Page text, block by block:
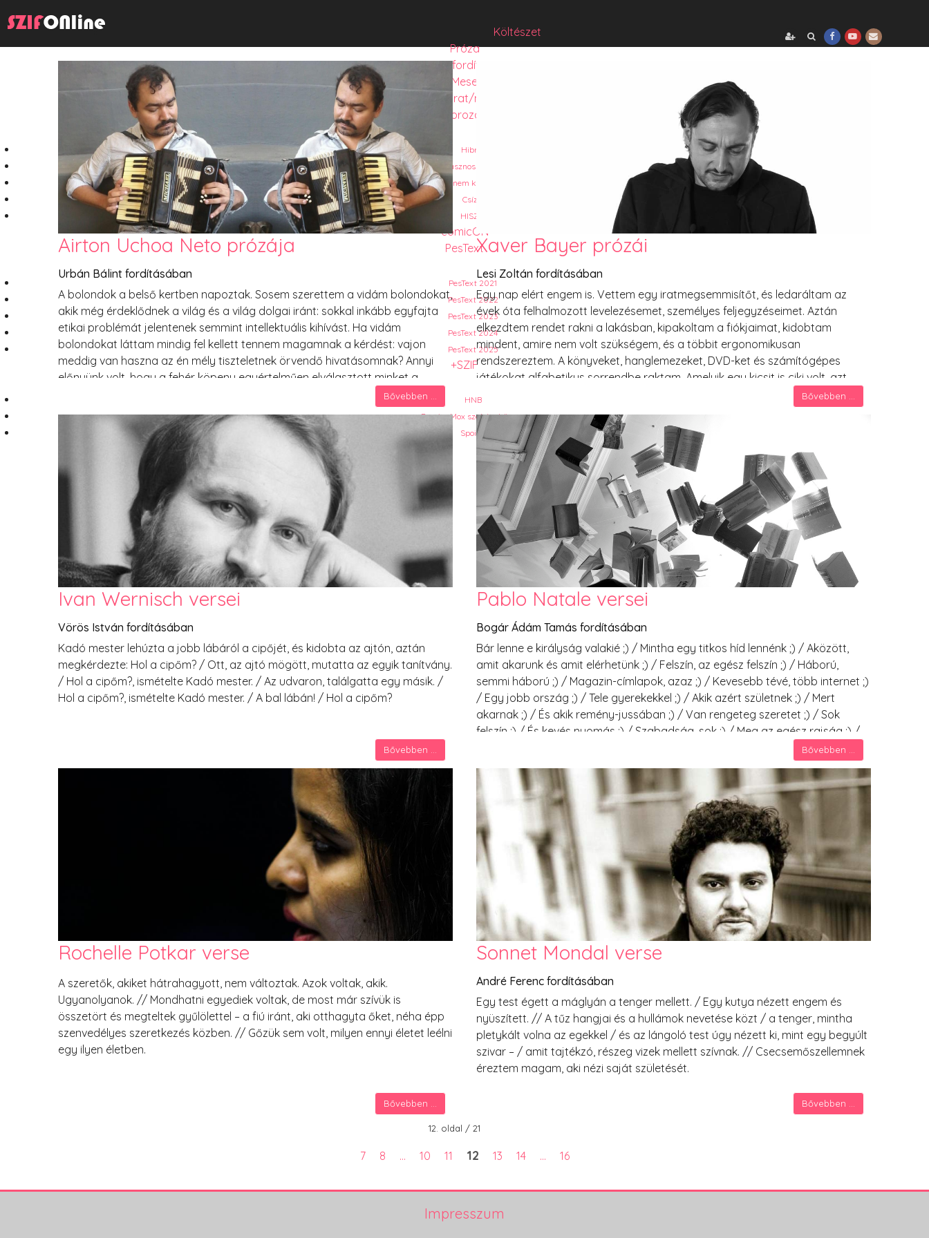
Költészet
Próza
Műfordítás
Mese
Folyó/irat/mentés
Sorozat
Hibrid
Hasznos szöveg
Józsefet nem kérdezte senki
Csízió
HISZTI
comicON
PesText
PesText 2021
PesText 2022
PesText 2023
PesText 2024
PesText 2025
+SZIF
HNB
Eronim Mox szakácskönyve
Spoiler
Airton Uchoa Neto prózája
Urbán Bálint fordításában
A bolondok a belső kertben napoztak. Sosem szerettem a vidám bolondokat,
akik még érdeklődnek a világ és a világ dolgai iránt: sokkal inkább egyfajta
etikai problémát jelentenek semmint intellektuális kihívást. Ha vidám
bolondokat láttam mindig fel kellett tennem magamnak a kérdést: vajon
meddig van haszna az én mély tiszteletnek örvendő hivatásomnak? Annyi
előnyünk volt, hogy a fehér köpeny egyértelműen elválasztott minket a
betegektől és azt hiszem csak azért sétálgattunk olyan sokat közöttük, hogy
Bővebben ...
Xaver Bayer prózái
Lesi Zoltán fordításában
Egy nap elért engem is. Vettem egy iratmegsemmisítőt, és ledaráltam az
évek óta felhalmozott levelezésemet, személyes feljegyzéseimet. Aztán
elkezdtem rendet rakni a lakásban, kipakoltam a fiókjaimat, kidobtam
mindent, amire nem volt szükségem, és a többit ergonomikusan
rendszereztem. A könyveket, hanglemezeket, DVD-ket és számítógépes
játékokat alfabetikus sorrendbe raktam. Amelyik egy kicsit is ciki volt, azt
megsemmisítettem. A szekrénysorok látható részein lévő kacatokat
kidobtam. Még a papírpénzt is növekvő sorba raktam a pénztárcámban.
Bővebben ...
Ivan Wernisch versei
Vörös István fordításában
Kadó mester lehúzta a jobb lábáról a cipőjét, és kidobta az ajtón, aztán
megkérdezte: Hol a cipőm? / Ott, az ajtó mögött, mutatta az egyik tanítvány.
/ Hol a cipőm?, ismételte Kadó mester. / Az udvaron, találgatta egy másik. /
Hol a cipőm?, ismételte Kadó mester. / A bal lábán! / Hol a cipőm?
Bővebben ...
Pablo Natale versei
Bogár Ádám Tamás fordításában
Bár lenne e királyság valakié ;) / Mintha egy titkos híd lennénk ;) / Aközött,
amit akarunk és amit elérhetünk ;) / Felszín, az egész felszín ;) / Háború,
semmi háború ;) / Magazin-címlapok, azaz ;) / Kevesebb tévé, több internet ;)
/ Egy jobb ország ;) / Tele gyerekekkel ;) / Akik azért születnek ;) / Mert
akarnak ;) / És akik remény-jussában ;) / Van rengeteg szeretet ;) / Sok
felszín ;) / És kevés nyomás ;) / Szabadság, sok ;) / Meg az egész rajság ;) /
Bővebben ...
Rochelle Potkar verse
A szeretők, akiket hátrahagyott, nem változtak. Azok voltak, akik.
Ugyanolyanok. // Mondhatni egyediek voltak, de most már szívük is
összetört és megteltek gyűlölettel – a fiú iránt, aki otthagyta őket, néha épp
szenvedélyes szeretkezés közben. // Gőzük sem volt, milyen ennyi életet leélni
egy ilyen életben.
Bővebben ...
Sonnet Mondal verse
André Ferenc fordításában
Egy test égett a máglyán a tenger mellett. / Egy kutya nézett engem és
nyüszített. // A tűz hangjai és a hullámok nevetése közt / a tenger, mintha
pletykált volna az egekkel / és az lángoló test úgy nézett ki, mint egy begyúlt
szivar – / amit tajtékzó, részeg vizek mellett szívnak. // Csecsemőszellemnek
éreztem magam, aki nézi saját születését.
Bővebben ...
12. oldal / 21
7 8 ... 10 11 12 13 14 ... 16
Impresszum